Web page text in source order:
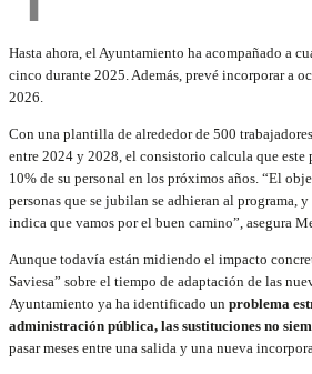
Hasta ahora, el Ayuntamiento ha acompañado a
cinco durante 2025. Además, prevé incorporar a
2026.
Con una plantilla de alrededor de 500
entre 2024 y 2028, el consistorio calcula que este
10% de su personal en los próximos años. “El
personas que se jubilan se adhieran al programa,
indica que vamos por el buen camino”, asegura
Aunque todavía están midiendo el impacto
Saviesa” sobre el tiempo de adaptación de las
Ayuntamiento ya ha identificado un problema
administración pública, las sustituciones no
pasar meses entre una salida y una nueva